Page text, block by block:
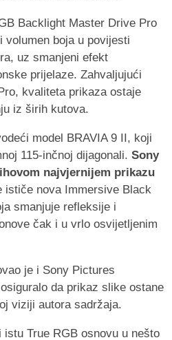
Backlight Master Drive Pro
volumen boja u povijesti
uz smanjeni efekt
prijelaze. Zahvaljujući
kvaliteta prikaza ostaje
iz širih kutova.
model BRAVIA 9 II, koji
115-inčnoj dijagonali. Sony
najvjernijem prikazu
ističe nova Immersive Black
smanjuje refleksije i
čak i u vrlo osvijetljenim
je i Sony Pictures
da prikaz slike ostane
viziji autora sadržaja.
istu True RGB osnovu u nešto